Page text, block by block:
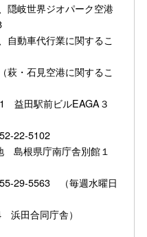
隠岐世界ジオパーク空港
自動車代行業に関するこ
萩・石見空港に関するこ
益田駅前ビルEAGA３
22-5102
島根県庁南庁舎別館１
29-5563 （毎週水曜日
浜田合同庁舎）